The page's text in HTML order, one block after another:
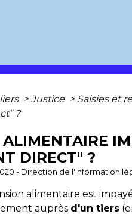
> Justice > Saisies et
?
DIRECT" ?
- Direction de l'information
alimentaire est
auprès d'un tiers